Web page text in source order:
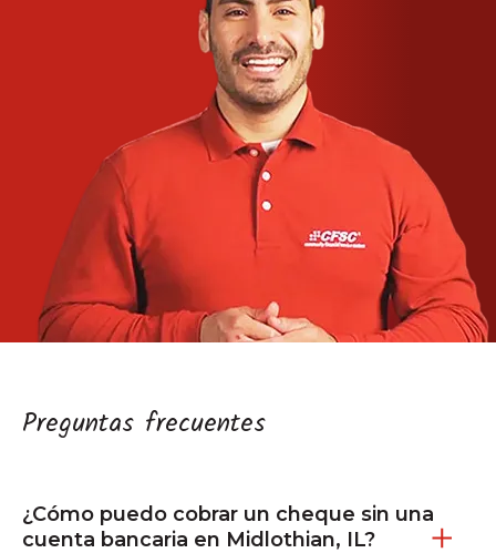
Preguntas frecuentes
¿Cómo puedo cobrar un cheque sin una
cuenta bancaria en Midlothian, IL?